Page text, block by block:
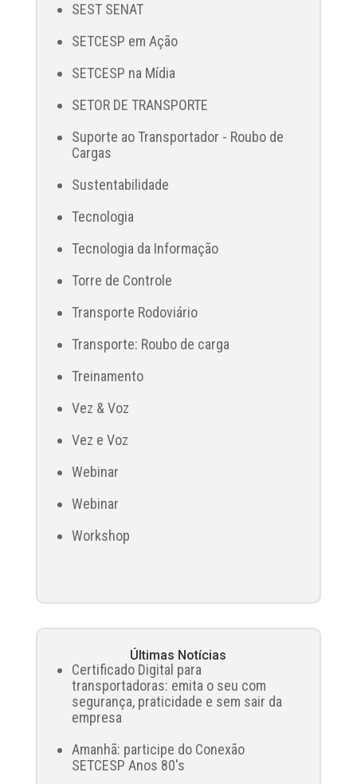
SEST SENAT
SETCESP em Ação
SETCESP na Mídia
SETOR DE TRANSPORTE
Suporte ao Transportador - Roubo de
Cargas
Sustentabilidade
Tecnologia
Tecnologia da Informação
Torre de Controle
Transporte Rodoviário
Transporte: Roubo de carga
Treinamento
Vez & Voz
Vez e Voz
Webinar
Webinar
Workshop
Últimas Notícias
Certificado Digital para
transportadoras: emita o seu com
segurança, praticidade e sem sair da
empresa
Amanhã: participe do Conexão
SETCESP Anos 80's